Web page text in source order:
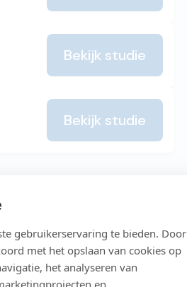
gebruikerservaring te bieden. Door
met het opslaan van cookies op
het analyseren van
en
Bekijk studie
Bekijk studie
creativiteit, verzorging